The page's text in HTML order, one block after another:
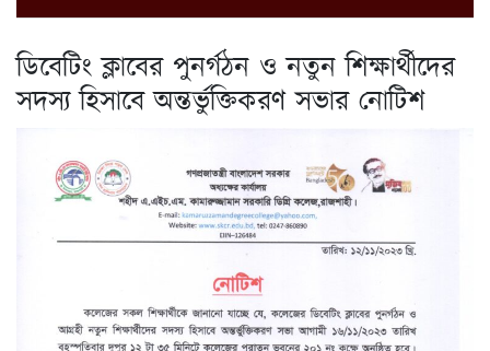
ডিবেটিং ক্লাবের পুনর্গঠন ও নতুন শিক্ষার্থীদের
সদস্য হিসাবে অন্তর্ভুক্তিকরণ সভার নোটিশ